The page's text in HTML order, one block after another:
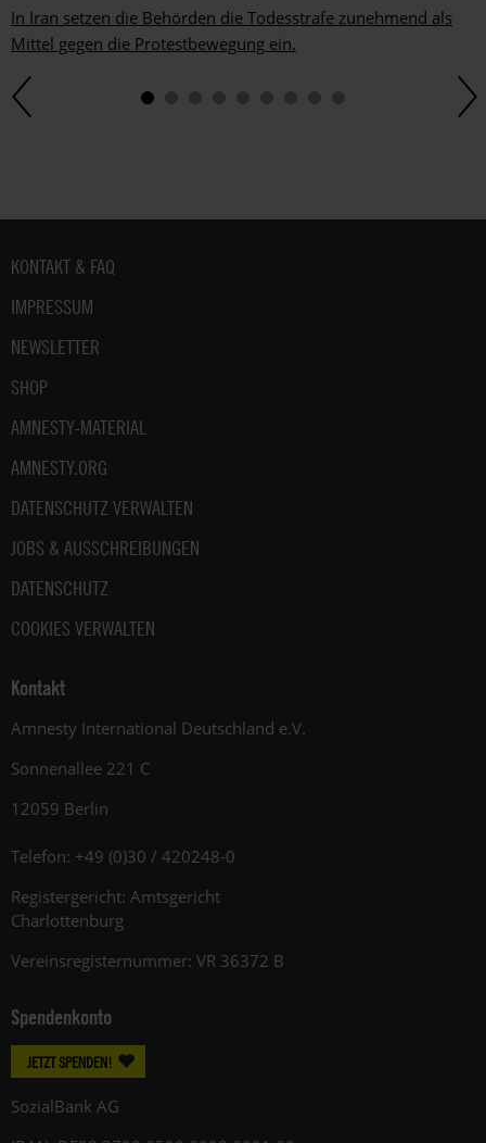
im
gesetzlichen
Rahmen
In Iran setzen die Behörden die Todesstrafe zunehmend als
Mittel gegen die Protestbewegung ein.
Fußbereich
KONTAKT & FAQ
IMPRESSUM
NEWSLETTER
SHOP
AMNESTY-MATERIAL
AMNESTY.ORG
DATENSCHUTZ VERWALTEN
JOBS & AUSSCHREIBUNGEN
DATENSCHUTZ
COOKIES VERWALTEN
Kontakt
Amnesty International Deutschland e.V.
Sonnenallee 221 C
12059 Berlin
Telefon: +49 (0)30 / 420248-0
Registergericht: Amtsgericht
Charlottenburg
Vereinsregisternummer: VR 36372 B
Spendenkonto
JETZT SPENDEN!
SozialBank AG